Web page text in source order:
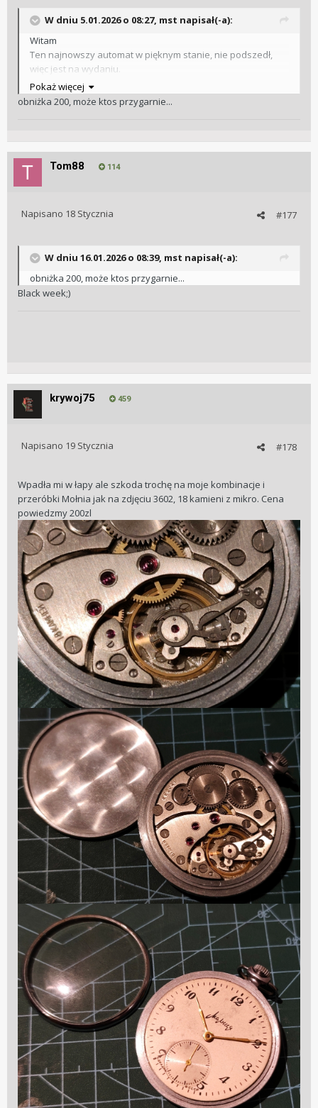
W dniu 5.01.2026 o 08:27, mst napisał(-a):
Witam
Ten najnowszy automat w pięknym stanie, nie podszedł,
więc jest na wydaniu.
Ma jeszcze sznureczek od metki, mechanizm pracuje
równiutko - wykres z aplikacji, jedynie datownik nie chce
Pokaż więcej
obniżka 200, może ktos przygarnie...
Tom88 114
#177
Napisano 18 Stycznia
W dniu 16.01.2026 o 08:39, mst napisał(-a):
obniżka 200, może ktos przygarnie...
Black week;)
krywoj75 459
#178
Napisano 19 Stycznia
Wpadła mi w łapy ale szkoda trochę na moje kombinacje i
przeróbki Mołnia jak na zdjęciu 3602, 18 kamieni z mikro. Cena
powiedzmy 200zl